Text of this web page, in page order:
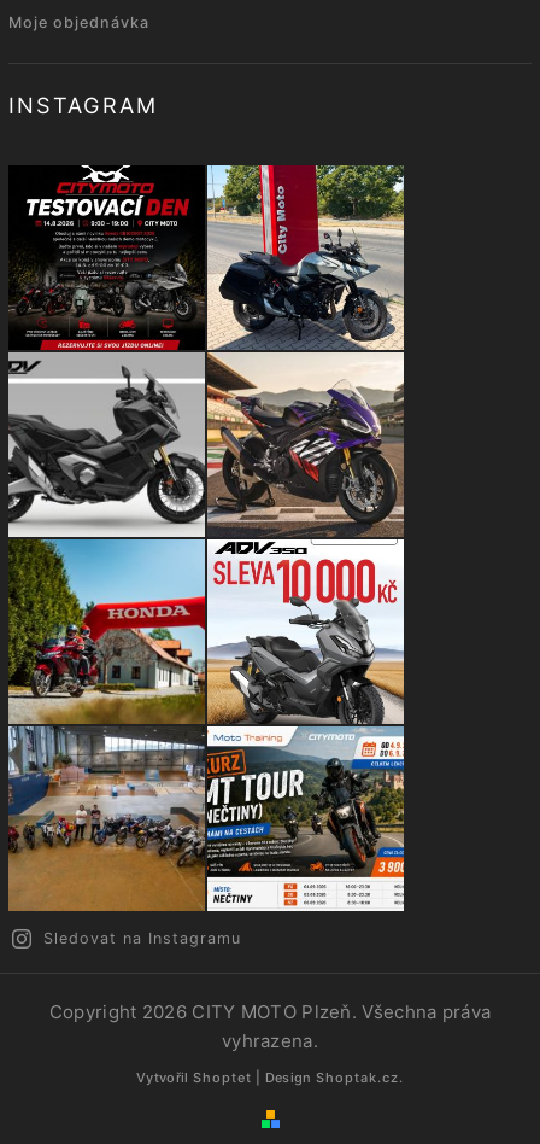
Moje objednávka
INSTAGRAM
Sledovat na Instagramu
Copyright 2026 CITY MOTO Plzeň. Všechna práva
vyhrazena.
Vytvořil Shoptet | Design Shoptak.cz.